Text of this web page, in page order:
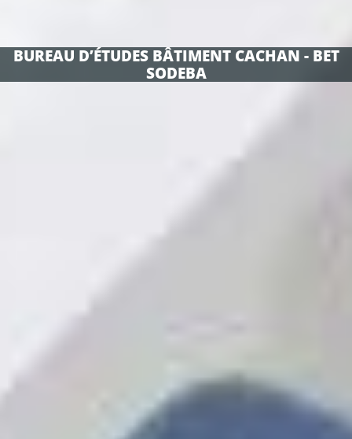
BUREAU D’ÉTUDES BÂTIMENT CACHAN - BET
SODEBA